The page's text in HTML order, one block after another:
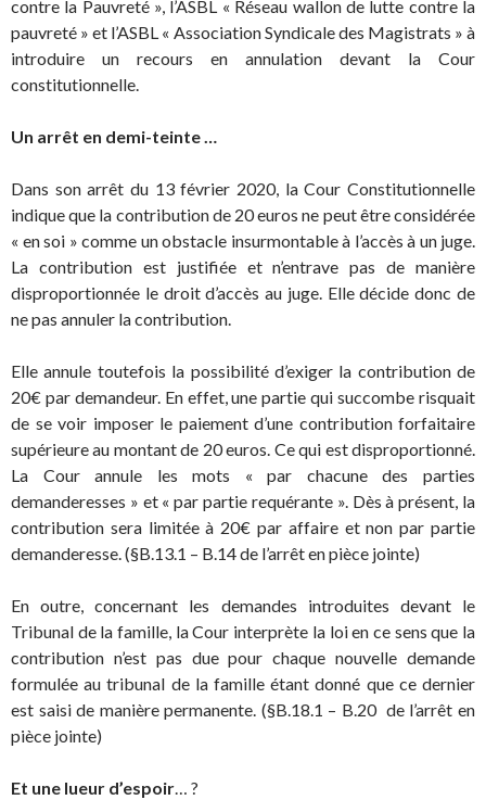
contre la Pauvreté », l’ASBL « Réseau wallon de lutte contre la
pauvreté » et l’ASBL « Association Syndicale des Magistrats » à
introduire un recours en annulation devant la Cour
constitutionnelle.
Un arrêt en demi-teinte …
Dans son arrêt du 13 février 2020, la Cour Constitutionnelle
indique que la contribution de 20 euros ne peut être considérée
« en soi » comme un obstacle insurmontable à l’accès à un juge.
La contribution est justifiée et n’entrave pas de manière
disproportionnée le droit d’accès au juge. Elle décide donc de
ne pas annuler la contribution.
Elle annule toutefois la possibilité d’exiger la contribution de
20€ par demandeur. En effet, une partie qui succombe risquait
de se voir imposer le paiement d’une contribution forfaitaire
supérieure au montant de 20 euros. Ce qui est disproportionné.
La Cour annule les mots « par chacune des parties
demanderesses » et « par partie requérante ». Dès à présent, la
contribution sera limitée à 20€ par affaire et non par partie
demanderesse. (§B.13.1 – B.14 de l’arrêt en pièce jointe)
En outre, concernant les demandes introduites devant le
Tribunal de la famille, la Cour interprète la loi en ce sens que la
contribution n’est pas due pour chaque nouvelle demande
formulée au tribunal de la famille étant donné que ce dernier
est saisi de manière permanente. (§B.18.1 – B.20 de l’arrêt en
pièce jointe)
Et une lueur d’espoir… ?